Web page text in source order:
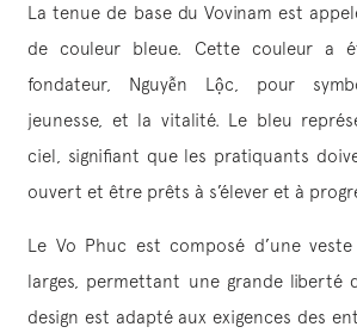
La tenue de base du Vovinam est
de couleur bleue. Cette couleur a
fondateur, Nguyễn Lộc, pour
jeunesse, et la vitalité. Le bleu
ciel, signifiant que les pratiquants
ouvert et être prêts à s’élever et à
Le Vo Phuc est composé d’une
larges, permettant une grande liberté
design est adapté aux exigences des